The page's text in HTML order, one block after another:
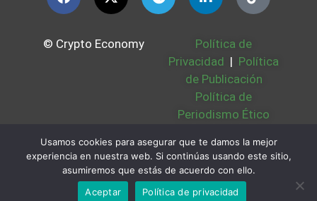
© Crypto Economy
Política de
Privacidad | Política
de Publicación
Política de
Periodismo Ético
Bases Legales |
Partners | Sobre
Nosotros
Usamos cookies para asegurar que te damos la mejor
experiencia en nuestra web. Si continúas usando este sitio,
asumiremos que estás de acuerdo con ello.
Aceptar
Política de privacidad